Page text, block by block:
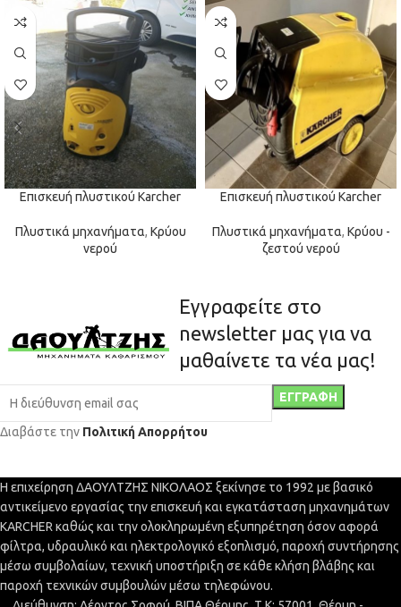
Επισκευή πλυστικού Karcher
Πλυστικά μηχανήματα, Κρύου
νερού
Επισκευή πλυστικού Karcher
Πλυστικά μηχανήματα, Κρύου -
ζεστού νερού
Εγγραφείτε στο
newsletter μας για να
μαθαίνετε τα νέα μας!
Διαβάστε την Πολιτική Απορρήτου
Η επιχείρηση ΔΑΟΥΛΤΖΗΣ ΝΙΚΟΛΑΟΣ ξεκίνησε το 1992 με βασικό
αντικείμενο εργασίας την επισκευή και εγκατάσταση μηχανημάτων
KARCHER καθώς και την ολοκληρωμένη εξυπηρέτηση όσον αφορά
φίλτρα, υδραυλικό και ηλεκτρολογικό εξοπλισμό, παροχή συντήρησης
μέσω συμβολαίων, τεχνική υποστήριξη σε κάθε κλήση βλάβης και
παροχή τεχνικών συμβουλών μέσω τηλεφώνου.